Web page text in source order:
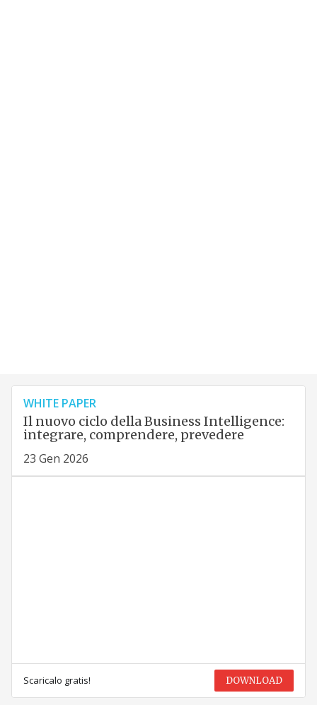
WHITE PAPER
Il nuovo ciclo della Business Intelligence:
integrare, comprendere, prevedere
23 Gen 2026
Scaricalo gratis! DOWNLOAD